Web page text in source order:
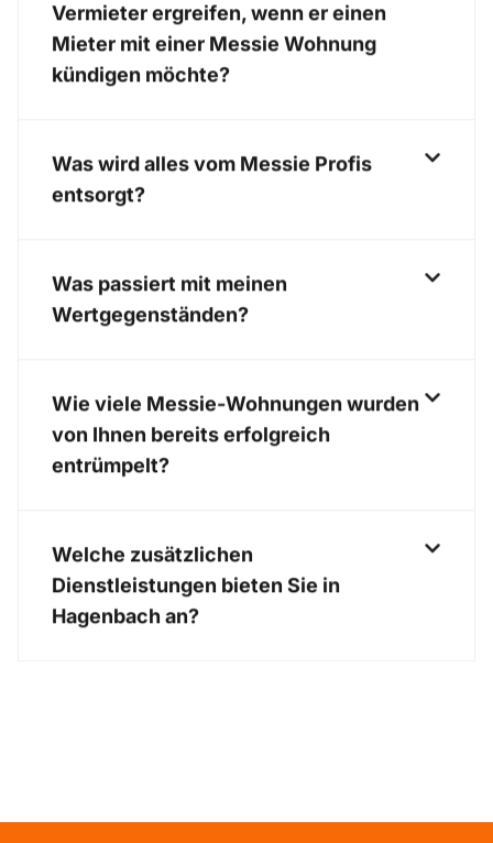
Vermieter ergreifen, wenn er einen
Mieter mit einer Messie Wohnung
kündigen möchte?
Was wird alles vom Messie Profis
entsorgt?
Was passiert mit meinen
Wertgegenständen?
Wie viele Messie-Wohnungen wurden
von Ihnen bereits erfolgreich
entrümpelt?
Welche zusätzlichen
Dienstleistungen bieten Sie in
Hagenbach an?